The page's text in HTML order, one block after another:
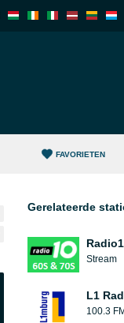
FAVORIETEN
Gerelateerde
Stream
L1
100.3